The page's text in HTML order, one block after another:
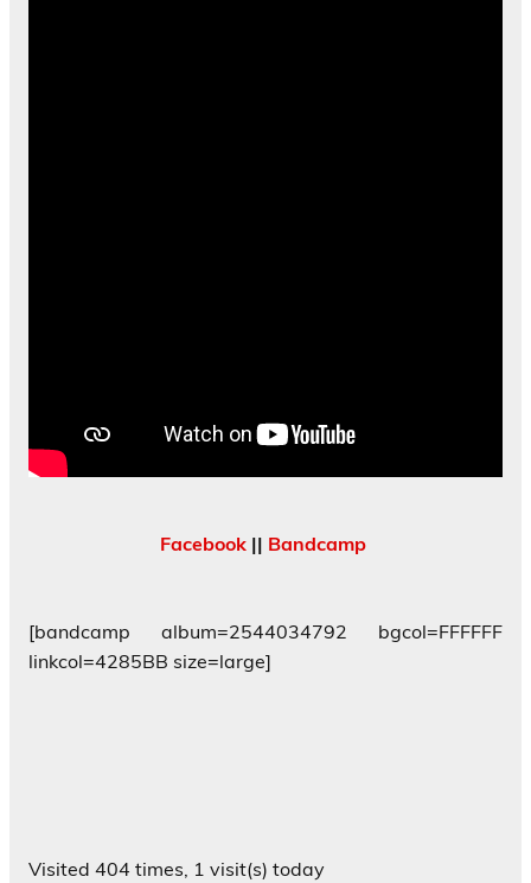
Facebook || Bandcamp
[bandcamp album=2544034792 bgcol=FFFFFF
linkcol=4285BB size=large]
Visited 404 times, 1 visit(s) today